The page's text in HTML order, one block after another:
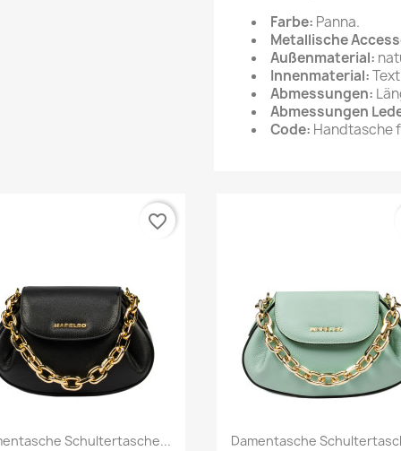
Farbe: Panna.
Metallische
Außenmaterial:
Innenmaterial:
Abmessungen:
Abmessungen
Code: Handtasche
Vorschau
Schultertasche...
favorite_border
Vorschau
Damentasche